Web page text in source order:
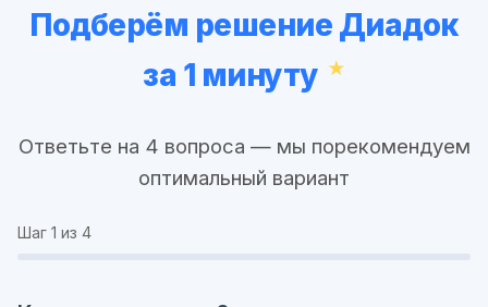
Подберём решение Диадок
за 1 минуту
Ответьте на 4 вопроса — мы порекомендуем
оптимальный вариант
Шаг 1 из 4